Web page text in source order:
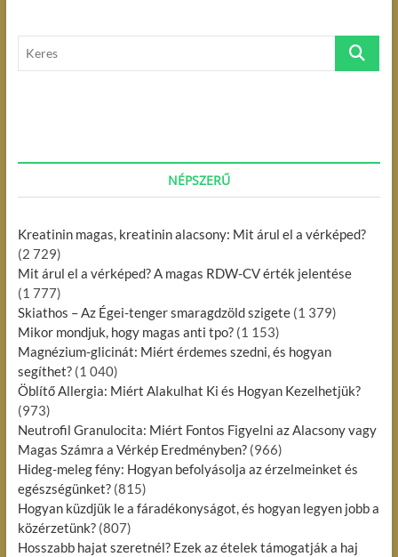
z
é
v
i
g
á
c
i
ó
t:
NÉPSZERŰ
Kreatinin magas, kreatinin alacsony: Mit árul el a vérképed?
(2 729)
Mit árul el a vérképed? A magas RDW-CV érték jelentése
(1 777)
Skiathos – Az Égei-tenger smaragdzöld szigete (1 379)
Mikor mondjuk, hogy magas anti tpo? (1 153)
Magnézium-glicinát: Miért érdemes szedni, és hogyan
segíthet? (1 040)
Öblítő Allergia: Miért Alakulhat Ki és Hogyan Kezelhetjük?
(973)
Neutrofil Granulocita: Miért Fontos Figyelni az Alacsony vagy
Magas Számra a Vérkép Eredményben? (966)
Hideg-meleg fény: Hogyan befolyásolja az érzelmeinket és
egészségünket? (815)
Hogyan küzdjük le a fáradékonyságot, és hogyan legyen jobb a
közérzetünk? (807)
Hosszabb hajat szeretnél? Ezek az ételek támogatják a haj